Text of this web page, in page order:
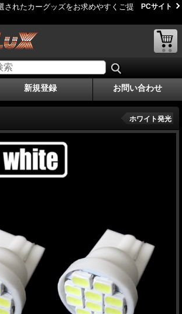
されたカーグッズをお求めやすくご提
PCサイト
新規登録 お問い合わせ
ホワイト発光